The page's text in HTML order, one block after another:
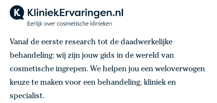
Vanaf de eerste research tot de daadwerkelijke
behandeling: wij zijn jouw gids in de wereld van
cosmetische ingrepen. We helpen jou een weloverwogen
keuze te maken voor een behandeling, kliniek en
specialist.